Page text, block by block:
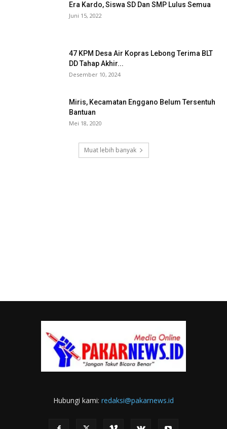
Era Kardo, Siswa SD Dan SMP Lulus Semua
Juni 15, 2022
47 KPM Desa Air Kopras Lebong Terima BLT
DD Tahap Akhir...
Desember 10, 2024
Miris, Kecamatan Enggano Belum Tersentuh
Bantuan
Mei 18, 2020
Muat lebih banyak
Hubungi kami: redaksi@pakarnews.id